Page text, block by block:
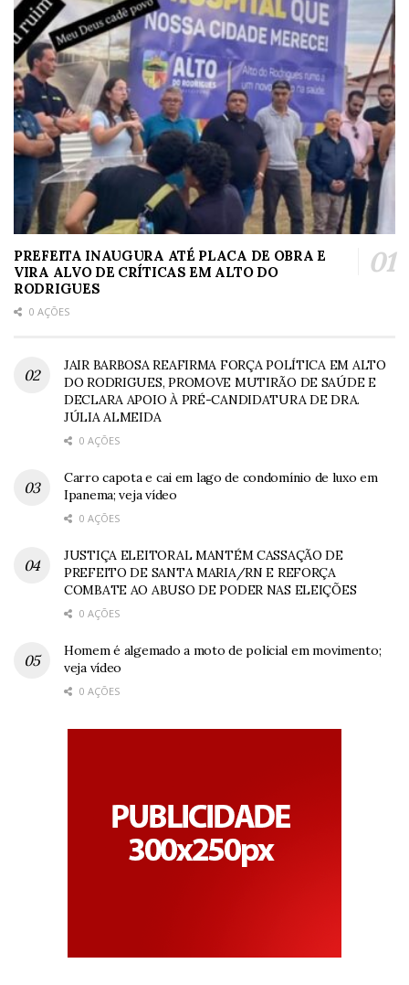
PREFEITA INAUGURA ATÉ PLACA DE OBRA E
VIRA ALVO DE CRÍTICAS EM ALTO DO
RODRIGUES
0 AÇÕES
JAIR BARBOSA REAFIRMA FORÇA POLÍTICA EM ALTO
DO RODRIGUES, PROMOVE MUTIRÃO DE SAÚDE E
DECLARA APOIO À PRÉ-CANDIDATURA DE DRA.
JÚLIA ALMEIDA
0 AÇÕES
Carro capota e cai em lago de condomínio de luxo em
Ipanema; veja vídeo
0 AÇÕES
JUSTIÇA ELEITORAL MANTÉM CASSAÇÃO DE
PREFEITO DE SANTA MARIA/RN E REFORÇA
COMBATE AO ABUSO DE PODER NAS ELEIÇÕES
0 AÇÕES
Homem é algemado a moto de policial em movimento;
veja vídeo
0 AÇÕES